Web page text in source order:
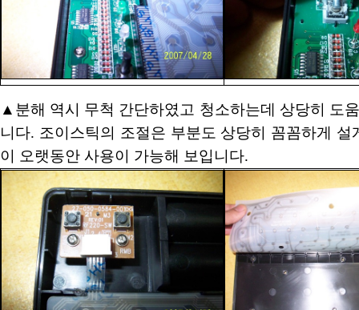
▲분해 역시 무척 간단하였고 청소하는데 상당히 도
니다. 조이스틱의 조절은 부분도 상당히 꼼꼼하게 설
이 오랫동안 사용이 가능해 보입니다.